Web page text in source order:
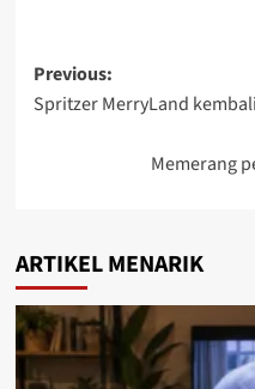
Previous:
Spritzer MerryLand
Memerang
ARTIKEL MENARIK